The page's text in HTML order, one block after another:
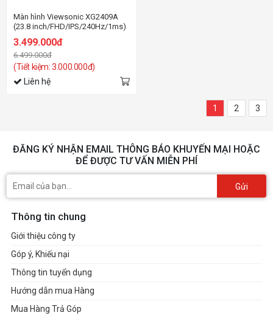
Màn hình Viewsonic XG2409A
(23.8 inch/FHD/IPS/240Hz/1ms)
3.499.000đ
6.499.000đ
(Tiết kiệm: 3.000.000đ)
Liên hệ
1 2 3
ĐĂNG KÝ NHẬN EMAIL THÔNG BÁO KHUYẾN MẠI HOẶC
ĐỂ ĐƯỢC TƯ VẤN MIỄN PHÍ
Gửi
Thông tin chung
Giới thiệu công ty
Góp ý, Khiếu nại
Thông tin tuyển dụng
Hướng dẫn mua Hàng
Mua Hàng Trả Góp